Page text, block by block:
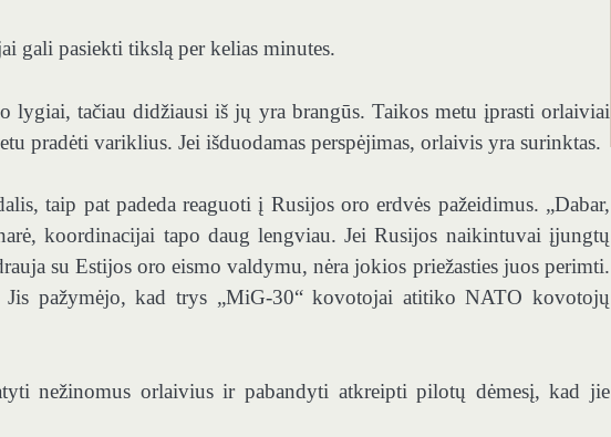
gali pasiekti tikslą per kelias minutes.
lygiai, tačiau didžiausi iš jų yra brangūs. Taikos metu įprasti orlaiviai
pradėti variklius. Jei išduodamas perspėjimas, orlaivis yra surinktas.
taip pat padeda reaguoti į Rusijos oro erdvės pažeidimus. „Dabar,
koordinacijai tapo daug lengviau. Jei Rusijos naikintuvai įjungtų
su Estijos oro eismo valdymu, nėra jokios priežasties juos perimti.
Jis pažymėjo, kad trys „MiG-30“ kovotojai atitiko NATO kovotojų
nežinomus orlaivius ir pabandyti atkreipti pilotų dėmesį, kad jie